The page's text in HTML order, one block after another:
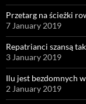
Przetarg na ścieżki
7 January 2019
Repatrianci szansą
3 January 2019
Ilu jest bezdomnych
2 January 2019